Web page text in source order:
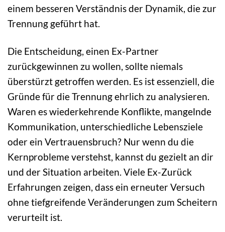
einem besseren Verständnis der Dynamik, die zur
Trennung geführt hat.
Die Entscheidung, einen Ex-Partner
zurückgewinnen zu wollen, sollte niemals
überstürzt getroffen werden. Es ist essenziell, die
Gründe für die Trennung ehrlich zu analysieren.
Waren es wiederkehrende Konflikte, mangelnde
Kommunikation, unterschiedliche Lebensziele
oder ein Vertrauensbruch? Nur wenn du die
Kernprobleme verstehst, kannst du gezielt an dir
und der Situation arbeiten. Viele Ex-Zurück
Erfahrungen zeigen, dass ein erneuter Versuch
ohne tiefgreifende Veränderungen zum Scheitern
verurteilt ist.